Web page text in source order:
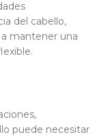
del cabello,
mantener una
puede necesitar